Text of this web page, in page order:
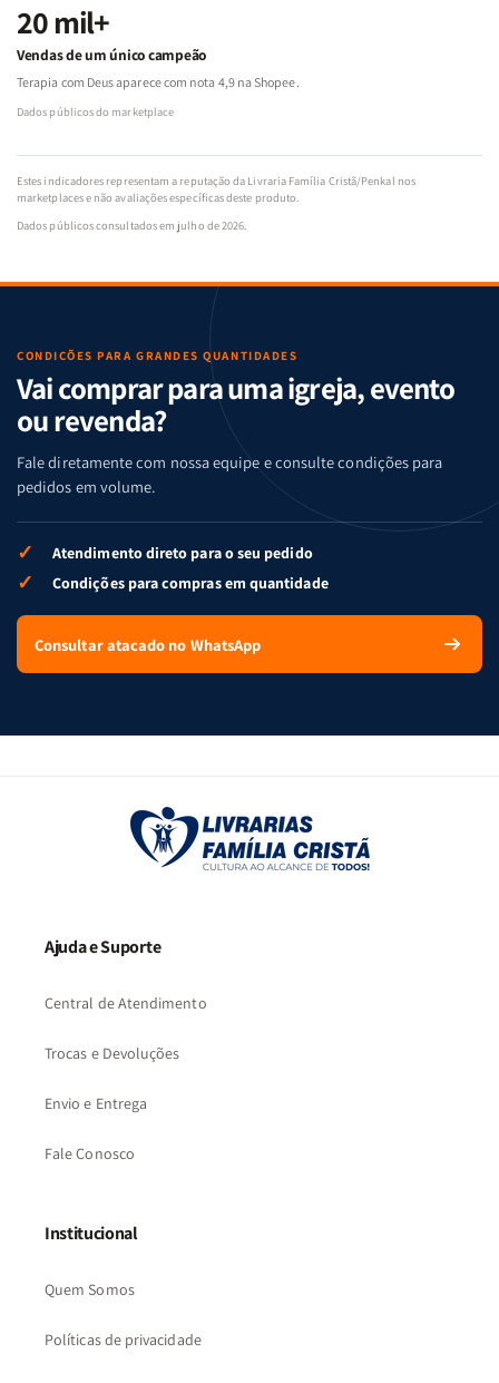
20 mil+
Vendas de um único campeão
Terapia com Deus aparece com nota 4,9 na Shopee.
Dados públicos do marketplace
Estes indicadores representam a reputação da Livraria Família Cristã/Penkal nos
marketplaces e não avaliações específicas deste produto.
Dados públicos consultados em julho de 2026.
CONDIÇÕES PARA GRANDES QUANTIDADES
Vai comprar para uma igreja, evento
ou revenda?
Fale diretamente com nossa equipe e consulte condições para
pedidos em volume.
✓ Atendimento direto para o seu pedido
✓ Condições para compras em quantidade
Consultar atacado no WhatsApp
Ajuda e Suporte
Central de Atendimento
Trocas e Devoluções
Envio e Entrega
Fale Conosco
Institucional
Quem Somos
Políticas de privacidade